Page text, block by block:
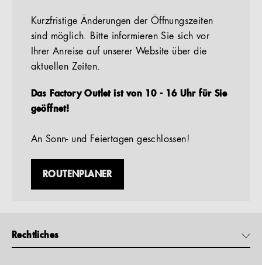
Kurzfristige Änderungen der Öffnungszeiten
sind möglich. Bitte informieren Sie sich vor
Ihrer Anreise auf unserer Website über die
aktuellen Zeiten.
Das Factory Outlet ist von 10 - 16 Uhr für Sie
geöffnet!
An Sonn- und Feiertagen geschlossen!
ROUTENPLANER
Rechtliches